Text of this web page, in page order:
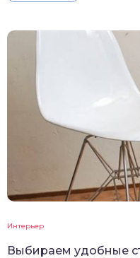
Интерьер
Выбираем удобные